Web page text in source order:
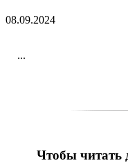
08.09.2024
...
Чтобы читать